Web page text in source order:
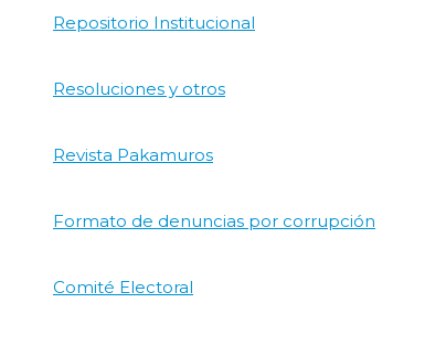
Repositorio Institucional
Resoluciones y otros
Revista Pakamuros
Formato de denuncias por corrupción
Comité Electoral